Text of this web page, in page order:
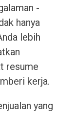
-
hanya
lebih
resume
kerja.
yang